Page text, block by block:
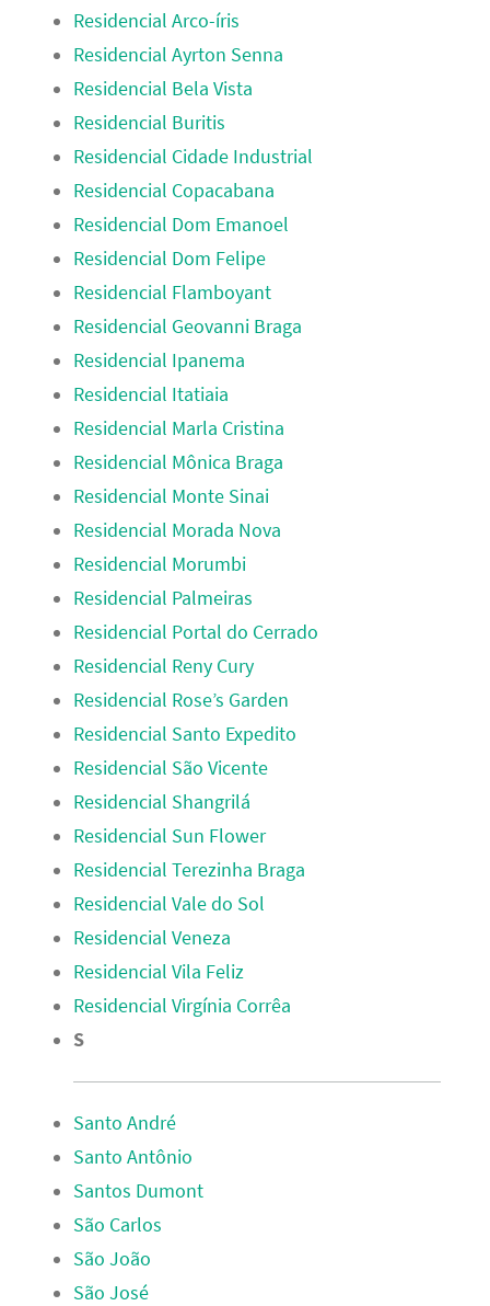
Residencial Arco-íris
Residencial Ayrton Senna
Residencial Bela Vista
Residencial Buritis
Residencial Cidade Industrial
Residencial Copacabana
Residencial Dom Emanoel
Residencial Dom Felipe
Residencial Flamboyant
Residencial Geovanni Braga
Residencial Ipanema
Residencial Itatiaia
Residencial Marla Cristina
Residencial Mônica Braga
Residencial Monte Sinai
Residencial Morada Nova
Residencial Morumbi
Residencial Palmeiras
Residencial Portal do Cerrado
Residencial Reny Cury
Residencial Rose’s Garden
Residencial Santo Expedito
Residencial São Vicente
Residencial Shangrilá
Residencial Sun Flower
Residencial Terezinha Braga
Residencial Vale do Sol
Residencial Veneza
Residencial Vila Feliz
Residencial Virgínia Corrêa
S
Santo André
Santo Antônio
Santos Dumont
São Carlos
São João
São José